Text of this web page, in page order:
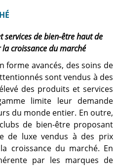
services de bien-être haut de
croissance du marché
forme avancés, des soins de
sont vendus à des
des produits et services
limite leur demande
du monde entier. En outre,
de bien-être proposant
de luxe vendus à des prix
croissance du marché. En
par les marques de